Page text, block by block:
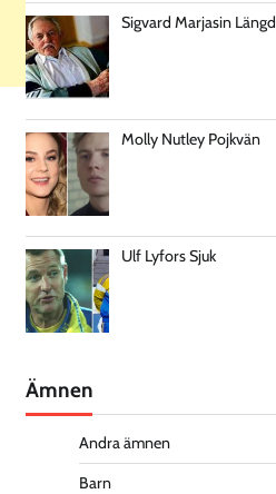
Sigvard Marjasin Längd
Molly Nutley Pojkvän
Ulf Lyfors Sjuk
Ämnen
Andra ämnen
Barn